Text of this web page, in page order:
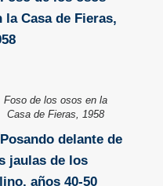
Foso de los osos en la
Casa de Fieras, 1958